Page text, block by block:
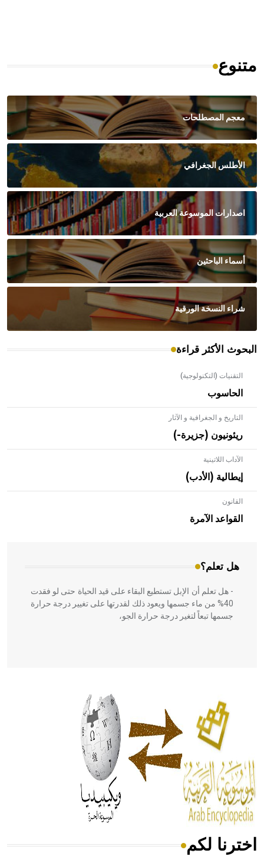
متنوع
معجم المصطلحات
الأطلس الجغرافي
اصدارات الموسوعة العربية
أسماء الباحثين
شراء النسخة الورقية
البحوث الأكثر قراءة
التقنيات (التكنولوجية)
الحاسوب
التاريخ و الجغرافية و الآثار
ريئونيون (جزيرة-)
الآداب اللاتينية
إيطالية (الأدب)
القانون
القواعد الآمرة
هل تعلم؟
- هل تعلم أن الأبلق نوع من الفنون الهندسية التي ارتبطت
بالعمارة الإسلامية في بلاد الشام ومصر خاصة، حيث يحرص
المعمار على بناء مداميكه وخاصة في الواجهات
- هل تعلم أن الإبل تستطيع البقاء على قيد الحياة حتى لو فقدت
40% من ماء جسمها ويعود ذلك لقدرتها على تغيير درجة حرارة
جسمها تبعاً لتغير درجة حرارة الجو،
الحكم، الأدلة، تنظيم التغذية، ورسالته في جروح الرأس. ويعود
له الفضل بأنه حرر الطب من الدين والفلسفة.
- هل تعلم أن المرجان إفراز حيواني يتكون في البحر ويتركب
من مادة كربونات الكلسيوم، وهو أحمر أو شديد الحمرة وهو
أجود أنواعه، ويمتاز بكبر الحجم ويسمى الش
هل تعلم أن الأبسيد كلمة فرنسية اللفظ تم اعتمادها مصطلحاً
اخترنا لكم